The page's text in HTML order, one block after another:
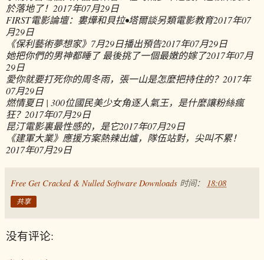
於落地了！ 2017年07月29日
FIRST電影論壇：婁燁和貝拉•塔爾談另類電影教育2017年07
月29日
《保利藝術夢想家》7月29日播出預告2017年07月29日
她把你們的男神都睡了 最後挑了一個最嫩的嫁了2017年07月
29日
愛你就要打死你的周冬雨，張一山是怎麼把持住的？ 2017年
07月29日
燃情夏日 | 300位國民美少女角逐人氣王，是什麼讓粉絲瘋
狂？ 2017年07月29日
昆汀電影裏最性感的，是它2017年07月29日
《建軍大業》應援方案熱辣出爐，隊伍站對，尖叫不累！
2017年07月29日
Free Get Cracked & Nulled Software Downloads 时间： 18:08
共享
没有评论: